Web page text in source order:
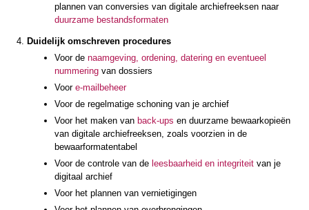
plannen van conversies van digitale archiefreeksen naar
duurzame bestandsformaten
Duidelijk omschreven procedures
Voor de naamgeving, ordening, datering en eventueel
nummeringvan dossiers
Voor e-mailbeheer
Voor de regelmatige schoning van je archief
Voor het maken van back-ups en duurzame bewaarkopieën
van digitale archiefreeksen, zoals voorzien in de
bewaarformatentabel
Voor de controle van de leesbaarheid en integriteitvan je
digitaal archief
Voor het plannen van vernietigingen